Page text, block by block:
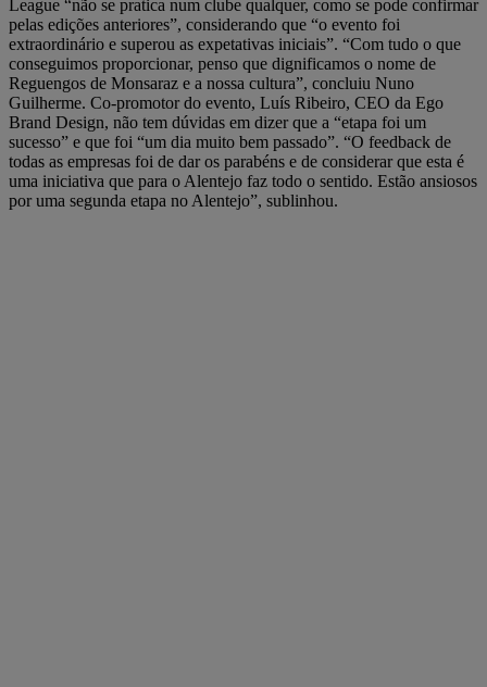
League “não se pratica num clube qualquer, como se pode confirmar
pelas edições anteriores”, considerando que “o evento foi
extraordinário e superou as expetativas iniciais”. “Com tudo o que
conseguimos proporcionar, penso que dignificamos o nome de
Reguengos de Monsaraz e a nossa cultura”, concluiu Nuno
Guilherme. Co-promotor do evento, Luís Ribeiro, CEO da Ego
Brand Design, não tem dúvidas em dizer que a “etapa foi um
sucesso” e que foi “um dia muito bem passado”. “O feedback de
todas as empresas foi de dar os parabéns e de considerar que esta é
uma iniciativa que para o Alentejo faz todo o sentido. Estão ansiosos
por uma segunda etapa no Alentejo”, sublinhou.